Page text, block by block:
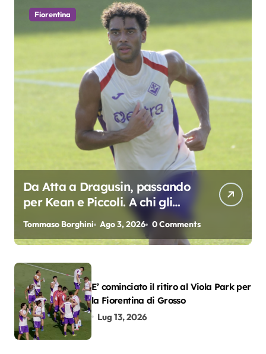
Fiorentina
Da Atta a Dragusin, passando
per Kean e Piccoli. A chi gli
oscar del precampionato?
Tommaso Borghini Ago 3, 2026 0 Comments
E’ cominciato il ritiro al Viola Park per
la Fiorentina di Grosso
Lug 13, 2026